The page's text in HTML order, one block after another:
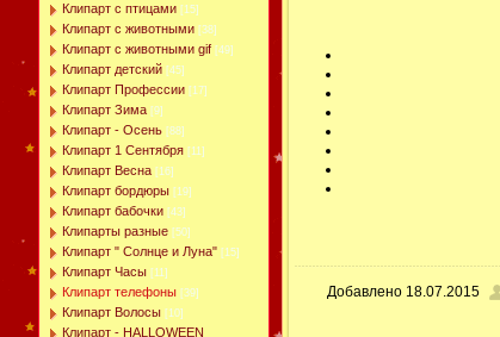
Клипарт с птицами [15]
Клипарт с животными [38]
Клипарт с животными gif [49]
Клипарт детский [45]
Клипарт Профессии [17]
Клипарт Зима [9]
Клипарт - Осень [88]
Клипарт 1 Сентября [11]
Клипарт Весна [16]
Клипарт бордюры [19]
Клипарт бабочки [43]
Клипарты разные [50]
Клипарт " Солнце и Луна" [15]
Клипарт Часы [11]
Клипарт телефоны [39]
Клипарт Волосы [10]
Клипарт - HALLOWEEN
Добавлено 18.07.2015